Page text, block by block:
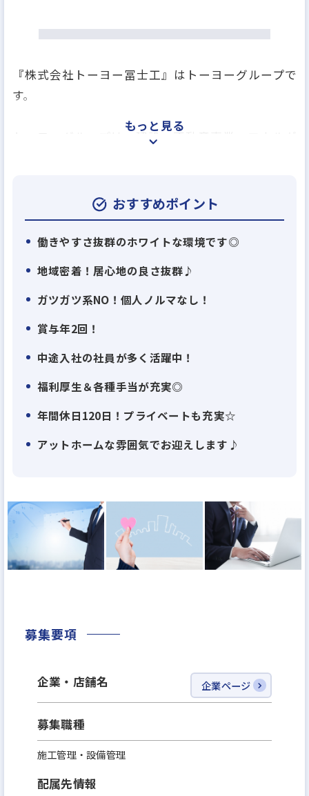
『株式会社トーヨー冨士工』はトーヨーグループで
す。
トーヨーグループは、建設・不動産事業、エネルギ
とで、安定性の高い事業基盤を作り上げています。
また、複数の事業のノウハウを融合することで、他
社にないグループの強みを発揮しています！
います。
【当社の社風・魅力】
ルではなく、じっくりと腰を据えてお客様に対応す
ることができます。
で、働きやすさに自信があります！
福利厚生や各種手当も充実しているため、社員の満
業を目指しませんか？
順調に事業拡大をしており、新店舗も続々オープン中
です☆
まずは一度、お話してみませんか？
と思います◎
もっと見る
おすすめポイント
働きやすさ抜群のホワイトな環境です◎
地域密着！居心地の良さ抜群♪
ガツガツ系NO！個人ノルマなし！
賞与年2回！
中途入社の社員が多く活躍中！
福利厚生＆各種手当が充実◎
年間休日120日！プライベートも充実☆
アットホームな雰囲気でお迎えします♪
募集要項
企業・店舗名 企業ページ
募集職種
施工管理・設備管理
配属先情報